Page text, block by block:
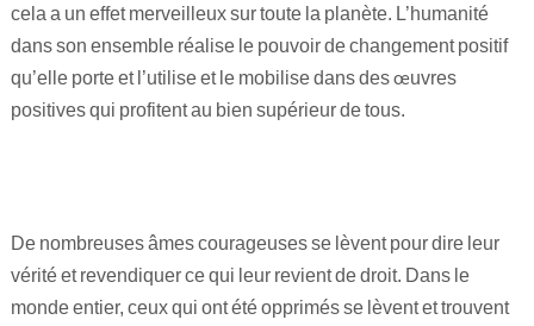
cela a un effet merveilleux sur toute la planète. L’humanité
dans son ensemble réalise le pouvoir de changement positif
qu’elle porte et l’utilise et le mobilise dans des œuvres
positives qui profitent au bien supérieur de tous.
De nombreuses âmes courageuses se lèvent pour dire leur
vérité et revendiquer ce qui leur revient de droit. Dans le
monde entier, ceux qui ont été opprimés se lèvent et trouvent